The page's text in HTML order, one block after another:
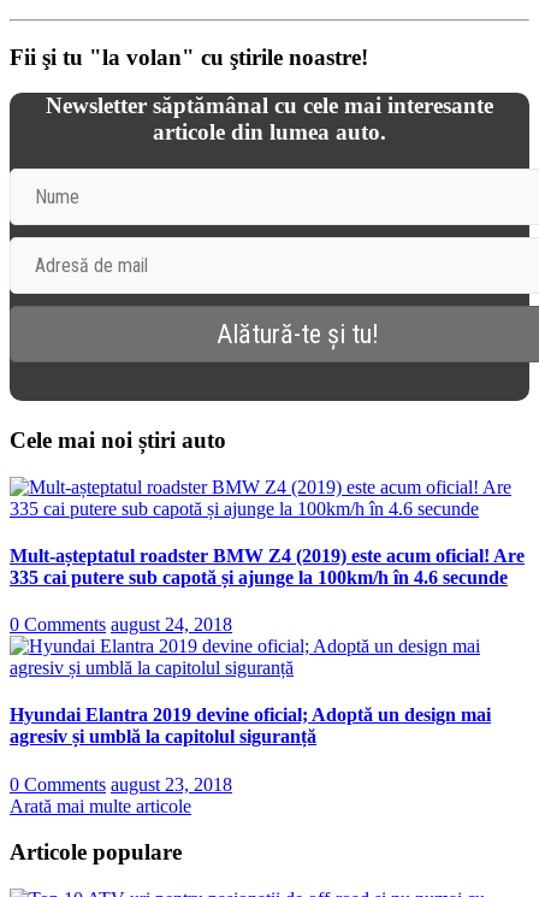
Fii şi tu "la volan" cu ştirile noastre!
Newsletter săptămânal cu cele mai interesante
articole din lumea auto.
Cele mai noi știri auto
Mult-așteptatul roadster BMW Z4 (2019) este acum oficial! Are
335 cai putere sub capotă și ajunge la 100km/h în 4.6 secunde
0 Comments august 24, 2018
Hyundai Elantra 2019 devine oficial; Adoptă un design mai
agresiv și umblă la capitolul siguranță
0 Comments august 23, 2018
Arată mai multe articole
Articole populare